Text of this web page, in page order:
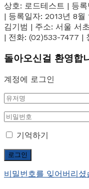
상호: 로드테스트 | 등
| 등록일자: 2013년 8월
김기범 | 주소: 서울 서
| 전화: (02)533-7477 |
돌아오신걸 환영합
계정에 로그인
기억하기
비밀번호를 잊어버리셨